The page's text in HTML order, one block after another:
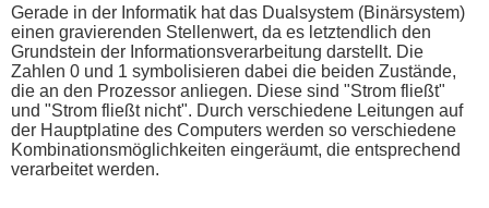
Gerade in der Informatik hat das Dualsystem (Binärsystem)
einen gravierenden Stellenwert, da es letztendlich den
Grundstein der Informationsverarbeitung darstellt. Die
Zahlen 0 und 1 symbolisieren dabei die beiden Zustände,
die an den Prozessor anliegen. Diese sind "Strom fließt"
und "Strom fließt nicht". Durch verschiedene Leitungen auf
der Hauptplatine des Computers werden so verschiedene
Kombinationsmöglichkeiten eingeräumt, die entsprechend
verarbeitet werden.